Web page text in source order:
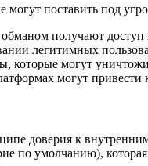
поставить под
получают доступ
легитимных
могут
могут
доверия к
по умолчанию),